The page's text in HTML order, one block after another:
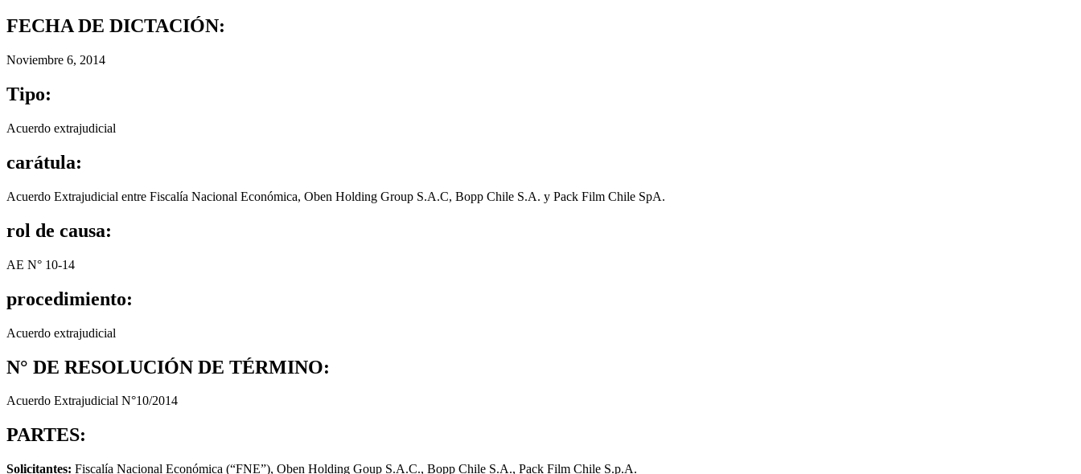
FECHA DE DICTACIÓN:
Noviembre 6, 2014
Tipo:
Acuerdo extrajudicial
carátula:
Acuerdo Extrajudicial entre Fiscalía Nacional Económica, Oben Holding Group S.A.C, Bopp Chile S.A. y Pack Film Chile SpA.
rol de causa:
AE N° 10-14
procedimiento:
Acuerdo extrajudicial
N° DE RESOLUCIÓN DE TÉRMINO:
Acuerdo Extrajudicial N°10/2014
PARTES:
Solicitantes: Fiscalía Nacional Económica (“FNE”), Oben Holding Goup S.A.C., Bopp Chile S.A., Pack Film Chile S.p.A.